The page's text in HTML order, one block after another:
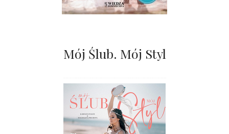
Mój Ślub. Mój Styl